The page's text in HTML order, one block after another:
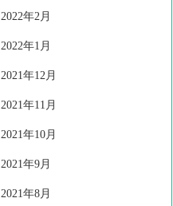
2022年2月
2022年1月
2021年12月
2021年11月
2021年10月
2021年9月
2021年8月